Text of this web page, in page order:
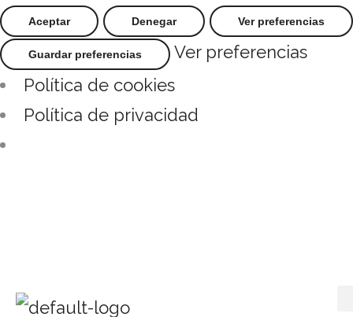
Aceptar Denegar Ver preferencias
Guardar preferencias
Ver preferencias
Política de cookies
Política de privacidad